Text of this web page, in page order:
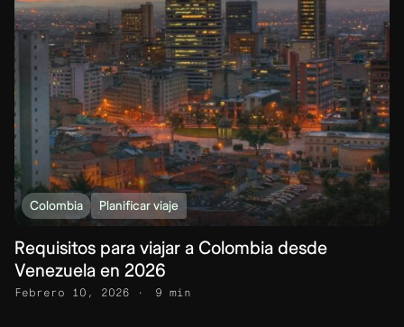
Colombia Planificar viaje
Requisitos para viajar a Colombia desde
Venezuela en 2026
Febrero 10, 2026 9 min